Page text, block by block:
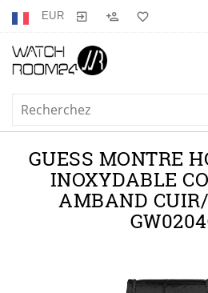
EUR
GUESS MONTRE
INOXYDABLE
AMBAND